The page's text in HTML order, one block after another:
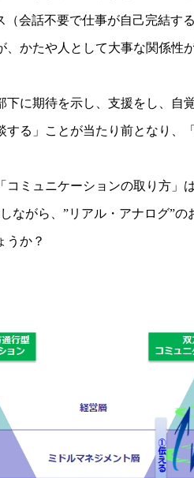
会話不要で仕事が自己完結す
かたや人として大事な関係性
に期待を示し、支援をし、自
る」ことが当たり前となり、
ミュニケーションの取り方」
ながら、”リアル・アナログ”の
うか？